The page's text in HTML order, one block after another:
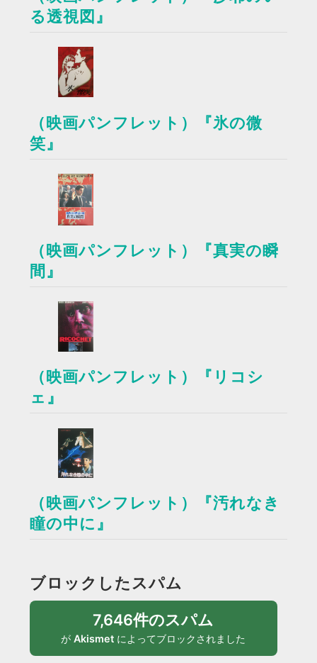
る透視図』
（映画パンフレット）『氷の微
笑』
（映画パンフレット）『真実の瞬
間』
（映画パンフレット）『リコシ
ェ』
（映画パンフレット）『汚れなき
瞳の中に』
ブロックしたスパム
7,646件のスパム
がAkismet によってブロックされました